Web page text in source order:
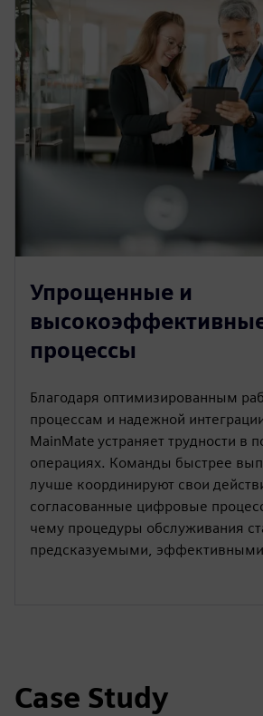
Упрощенные и
процессы
Благодаря оптимизированным
процессам и надежной
MainMate устраняет трудности в
операциях. Команды быстрее
лучше координируют свои
согласованные цифровые
чему процедуры обслуживания
предсказуемыми,
Case Study